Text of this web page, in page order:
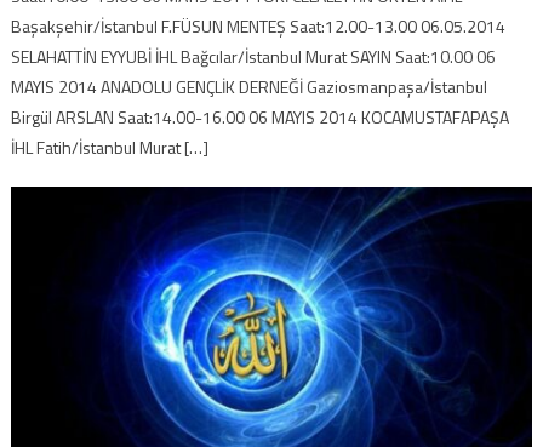
Başakşehir/İstanbul F.FÜSUN MENTEŞ Saat:12.00-13.00 06.05.2014
SELAHATTİN EYYUBİ İHL Bağcılar/İstanbul Murat SAYIN Saat:10.00 06
MAYIS 2014 ANADOLU GENÇLİK DERNEĞİ Gaziosmanpaşa/İstanbul
Birgül ARSLAN Saat:14.00-16.00 06 MAYIS 2014 KOCAMUSTAFAPAŞA
İHL Fatih/İstanbul Murat […]